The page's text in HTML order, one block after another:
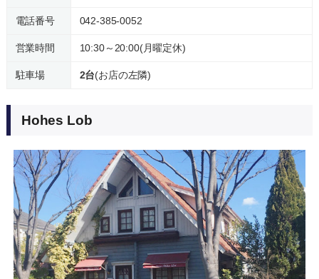
電話番号 042-385-0052
営業時間 10:30～20:00(月曜定休)
駐車場 2台(お店の左隣)
Hohes Lob